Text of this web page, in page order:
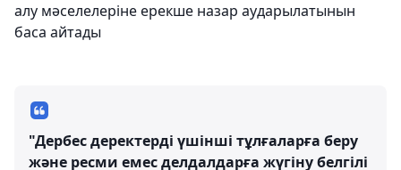
алу мәселелеріне ерекше назар аударылатынын
баса айтады
"Дербес деректерді үшінші тұлғаларға беру
және ресми емес делдалдарға жүгіну белгілі